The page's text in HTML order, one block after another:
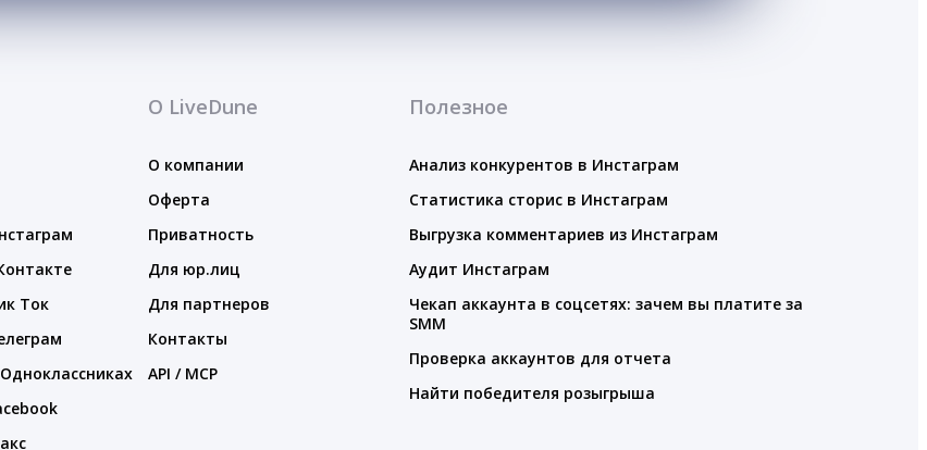
Ток
О LiveDune
О компании
Оферта
Приватность
Для юр.лиц
Для партнеров
Контакты
API / MCP
Полезное
Анализ конкурентов в Инстаграм
Статистика сторис в Инстаграм
Выгрузка комментариев из Инстаграм
Аудит Инстаграм
Чекап аккаунта в соцсетях: зачем вы платите за
SMM
Проверка аккаунтов для отчета
Найти победителя розыгрыша